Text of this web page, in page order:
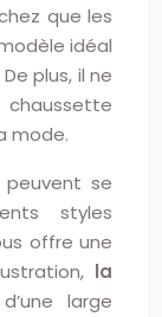
que les
idéal
plus, il ne
mode.
se
styles
offre une
la
large